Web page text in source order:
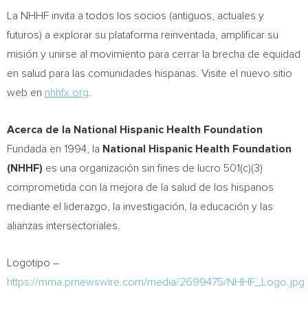
La NHHF invita a todos los socios (antiguos, actuales y
futuros) a explorar su plataforma reinventada, amplificar su
misión y unirse al movimiento para cerrar la brecha de equidad
en salud para las comunidades hispanas. Visite el nuevo sitio
web en nhhfx.org
Acerca de la National Hispanic Health Foundation
Fundada en 1994, la National Hispanic Health Foundation
(NHHF) es una organización sin fines de lucro 501(c)(3)
comprometida con la mejora de la salud de los hispanos
mediante el liderazgo, la investigación, la educación y las
alianzas intersectoriales.
Logotipo –
https://mma.prnewswire.com/media/2699475/NHHF_Logo.jpg